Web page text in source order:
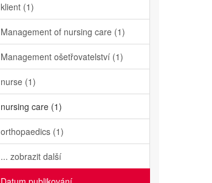
klient (1)
Management of nursing care (1)
Management ošetřovatelství (1)
nurse (1)
nursing care (1)
orthopaedics (1)
... zobrazit další